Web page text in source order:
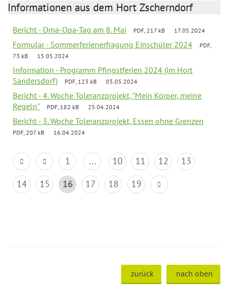
Informationen aus dem Hort Zscherndorf
Bericht - Oma-Opa-Tag am 8. Mai PDF, 217 kB 17.05.2024
Formular - Sommerferienerfragung Einschüler 2024
PDF,
73 kB
15.05.2024
Information - Programm Pfingstferien 2024 (im Hort
Sandersdorf)
PDF, 123 kB 03.05.2024
Bericht - 4. Woche Toleranzprojekt, "Mein Körper, meine
Regeln"
PDF, 182 kB 25.04.2024
Bericht - 3. Woche Toleranzprojekt, Essen ohne Grenzen
PDF, 207 kB 16.04.2024
1 ... 10 11 12
13
14
15 16 17 18 19
zurück nach oben